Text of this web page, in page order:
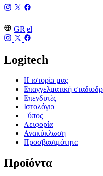
GR,el
Logitech
Η ιστορία μας
Επαγγελματική
Επενδυτές
Ιστολόγιο
Τύπος
Αειφορία
Ανακύκλωση
Προσβασιμότητα
Προϊόντα